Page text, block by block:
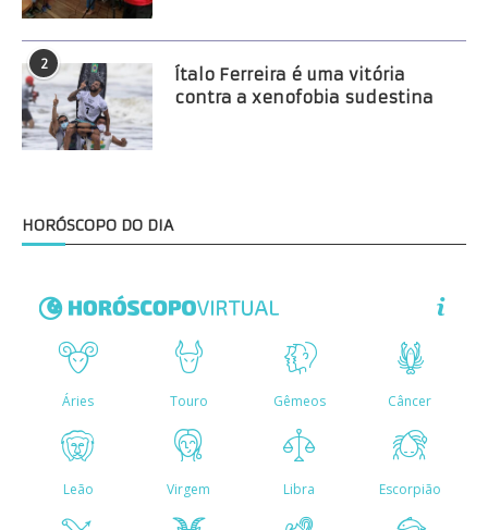
2
Ítalo Ferreira é uma vitória
contra a xenofobia sudestina
HORÓSCOPO DO DIA